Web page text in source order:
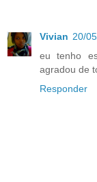
Vivian 20/
eu tenho
agradou de
Responder